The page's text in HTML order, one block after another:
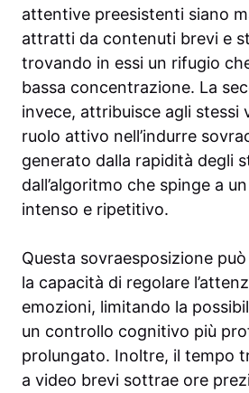
attentive preesistenti siano
attratti da contenuti brevi e
trovando in essi un rifugio
bassa concentrazione. La
invece, attribuisce agli stessi
ruolo attivo nell’indurre
generato dalla rapidità degli
dall’algoritmo che spinge a
intenso e ripetitivo.
Questa sovraesposizione
la capacità di regolare
emozioni, limitando la
un controllo cognitivo più
prolungato. Inoltre, il tempo
a video brevi sottrae ore